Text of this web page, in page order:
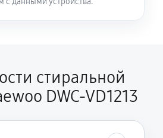
стиральной
DWC-VD1213